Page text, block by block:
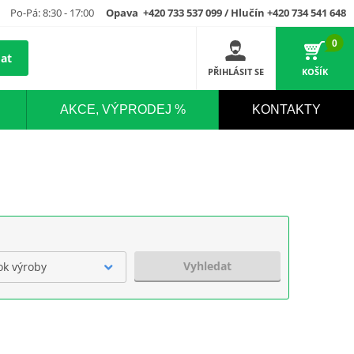
Po-Pá: 8:30 - 17:00 Opava +420 733 537 099 / Hlučín +420 734 541 648
PŘIHLÁSIT SE
0
KOŠÍK
AKCE, VÝPRODEJ % KONTAKTY
výroby Vyhledat